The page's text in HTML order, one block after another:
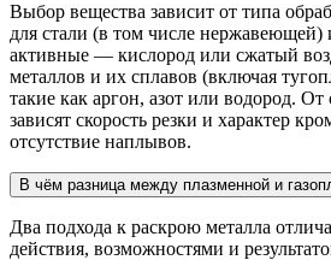
Выбор вещества зависит от типа
для стали (в том числе нержавеющей)
активные — кислород или сжатый
металлов и их сплавов (включая
такие как аргон, азот или водород.
зависят скорость резки и характер
отсутствие наплывов.
В чём разница между плазменной и
Два подхода к раскрою металла
действия, возможностями и